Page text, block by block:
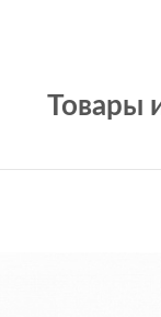
Товары